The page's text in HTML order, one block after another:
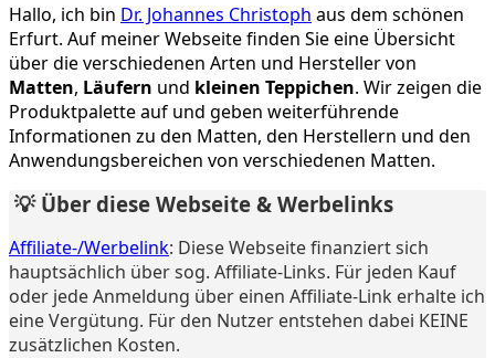
Hallo, ich bin Dr. Johannes Christoph aus dem schönen
Erfurt. Auf meiner Webseite finden Sie eine Übersicht
über die verschiedenen Arten und Hersteller von
Matten, Läufern und kleinen Teppichen. Wir zeigen die
Produktpalette auf und geben weiterführende
Informationen zu den Matten, den Herstellern und den
Anwendungsbereichen von verschiedenen Matten.
💡 Über diese Webseite & Werbelinks
Affiliate-/Werbelink: Diese Webseite finanziert sich
hauptsächlich über sog. Affiliate-Links. Für jeden Kauf
oder jede Anmeldung über einen Affiliate-Link erhalte ich
eine Vergütung. Für den Nutzer entstehen dabei KEINE
zusätzlichen Kosten.